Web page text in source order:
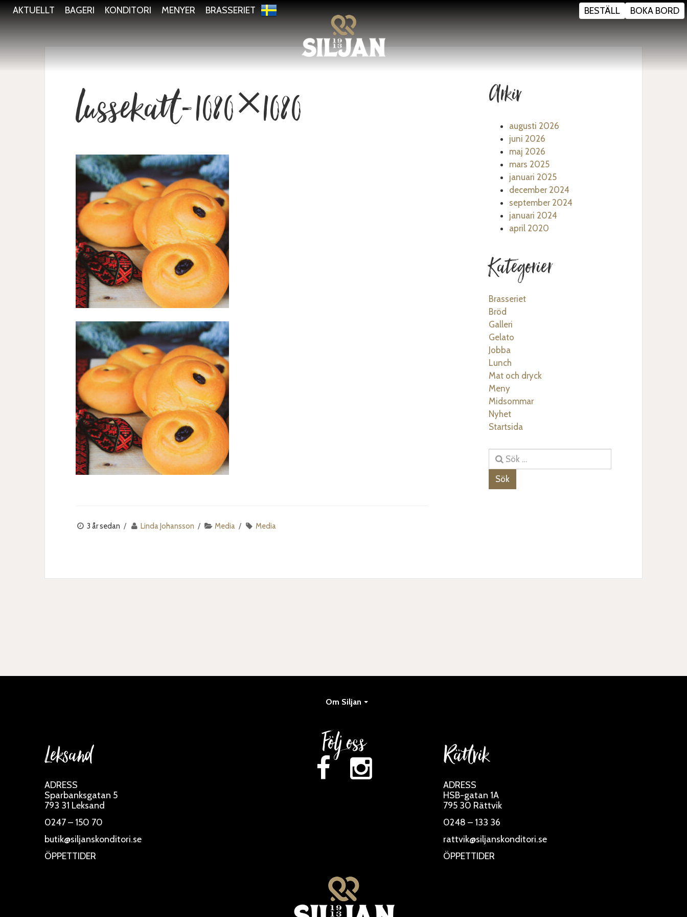
AKTUELLT BAGERI KONDITORI MENYER BRASSERIET BESTÄLL BOKA BORD
lussekatt-1080×1080
3 år sedan Linda Johansson Media Media
Arkiv
augusti 2026
juni 2026
maj 2026
mars 2025
januari 2025
december 2024
september 2024
januari 2024
april 2020
Kategorier
Brasseriet
Bröd
Galleri
Gelato
Jobba
Lunch
Mat och dryck
Meny
Midsommar
Nyhet
Startsida
Sök
Om Siljan
Leksand
ADRESS
Sparbanksgatan 5
793 31 Leksand
0247 – 150 70
butik@siljanskonditori.se
ÖPPETTIDER
Följ oss Rättvik
ADRESS
HSB-gatan 1A
795 30 Rättvik
0248 – 133 36
rattvik@siljanskonditori.se
ÖPPETTIDER